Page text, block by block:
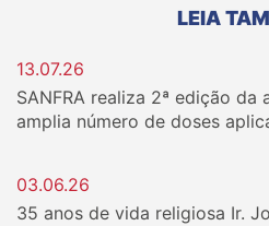
LEIA
13.07.26
SANFRA realiza 2ª edição da
amplia número de doses
03.06.26
35 anos de vida religiosa Ir.